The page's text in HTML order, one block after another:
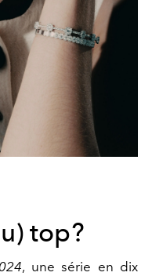
top?
, une série en dix